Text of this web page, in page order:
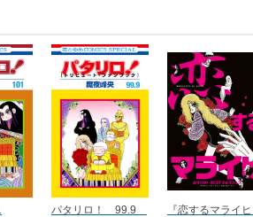
パタリロ！ 99.9
『恋するマライ